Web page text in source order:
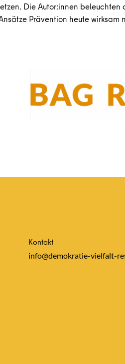
Die Autor:innen
Prävention heute wirksam
Kontakt
info@demokratie-vielfalt-